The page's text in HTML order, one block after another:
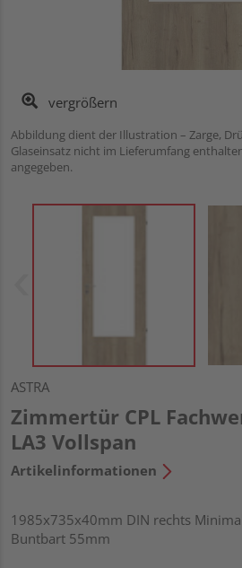
vergrößern
Abbildung dient der Illustration – Zarge,
Glaseinsatz nicht im Lieferumfang
angegeben.
ASTRA
Zimmertür CPL
LA3 Vollspan
Artikelinformationen
1985x735x40mm DIN rechts
Buntbart 55mm